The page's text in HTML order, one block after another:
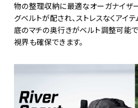
物の整理収納に最適なオーガナイザ
グベルトが配され、ストレスなくアイテ
底のマチの奥行きがベルト調整可能
視界も確保できます。